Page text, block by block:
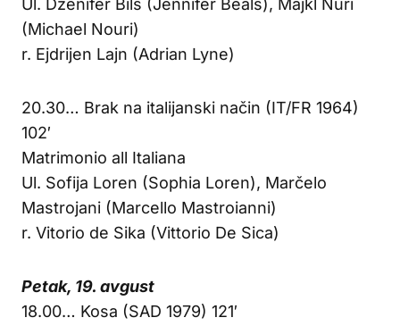
Ul. Dženifer Bils (Jennifer Beals), Majkl Nuri
(Michael Nouri)
r. Ejdrijen Lajn (Adrian Lyne)
20.30… Brak na italijanski način (IT/FR 1964)
102′
Matrimonio all Italiana
Ul. Sofija Loren (Sophia Loren), Marčelo
Mastrojani (Marcello Mastroianni)
r. Vitorio de Sika (Vittorio De Sica)
Petak, 19. avgust
18.00… Kosa (SAD 1979) 121′